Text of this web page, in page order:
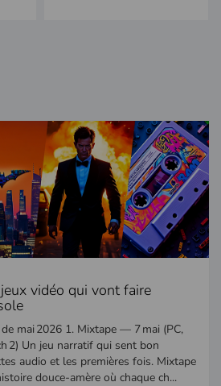
vidéo qui vont faire
mai 2026 1. Mixtape — 7 mai (PC,
2) Un jeu narratif qui sent bon
audio et les premières fois. Mixtape
douce-amère où chaque ch...